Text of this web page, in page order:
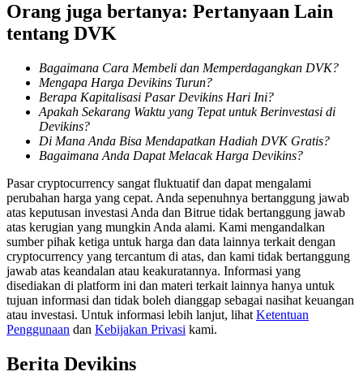
Analisis data besar termasuk info perdagangan, dll.
Memandu
Panduan Pemula Berjangka
Orang juga bertanya: Pertanyaan Lain
tentang DVK
Bagaimana Cara Membeli dan Memperdagangkan DVK?
Mengapa Harga Devikins Turun?
Berapa Kapitalisasi Pasar Devikins Hari Ini?
Apakah Sekarang Waktu yang Tepat untuk Berinvestasi di
Devikins?
Di Mana Anda Bisa Mendapatkan Hadiah DVK Gratis?
Bagaimana Anda Dapat Melacak Harga Devikins?
Pasar cryptocurrency sangat fluktuatif dan dapat mengalami
perubahan harga yang cepat. Anda sepenuhnya bertanggung jawab
atas keputusan investasi Anda dan Bitrue tidak bertanggung jawab
atas kerugian yang mungkin Anda alami. Kami mengandalkan
sumber pihak ketiga untuk harga dan data lainnya terkait dengan
cryptocurrency yang tercantum di atas, dan kami tidak bertanggung
jawab atas keandalan atau keakuratannya. Informasi yang
disediakan di platform ini dan materi terkait lainnya hanya untuk
tujuan informasi dan tidak boleh dianggap sebagai nasihat keuangan
atau investasi. Untuk informasi lebih lanjut, lihat Ketentuan
Penggunaan dan Kebijakan Privasi kami.
Berita Devikins